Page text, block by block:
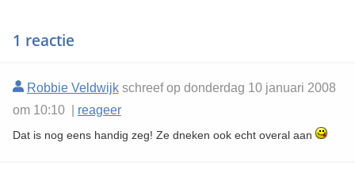
1 reactie
Robbie Veldwijkschreef op donderdag 10 januari 2008
om 10:10 | reageer
Dat is nog eens handig zeg! Ze dneken ook echt overal aan